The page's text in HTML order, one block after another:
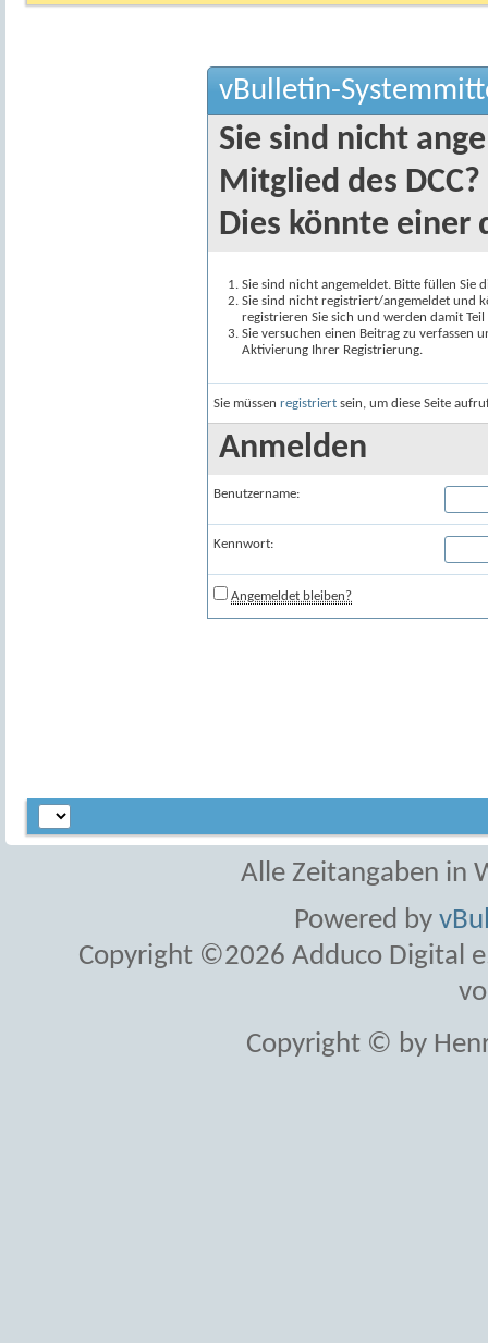
vBulletin-
Sie sind nicht
Mitglied des DCC?
Dies könnte einer
Sie sind nicht angemeldet. Bitte füllen Sie
Sie sind nicht registriert/angemeldet und
registrieren Sie sich und werden damit
Sie versuchen einen Beitrag zu verfassen
Aktivierung Ihrer Registrierung.
Sie müssen registriert sein, um diese Seite
Anmelden
Benutzername:
Kennwort:
Angemeldet bleiben?
Alle Zeitangaben in
Powered by
Copyright ©2026 Adduco Digital
Copyright © by